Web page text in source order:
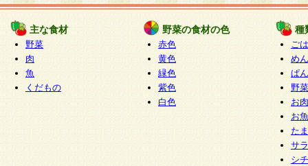
主な食材
野菜
肉
魚
くだもの
野菜の食材の色
赤色
黄色
緑色
紫色
白色
種
ご
めん
ぱん
野
お
お
た
サ
シ